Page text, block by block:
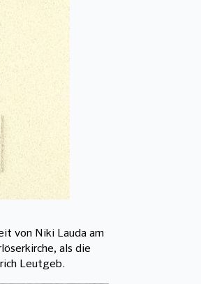
von Niki Lauda am
als die
Leutgeb.